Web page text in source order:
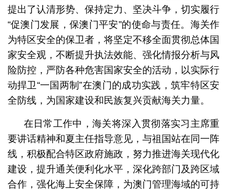
提出了认清形势、保持定力、坚决斗争，切实履行
“促澳门发展，保澳门平安”的使命与责任。海关作
为特区安全的保卫者，将坚定不移全面贯彻总体国
家安全观，不断提升执法效能、强化情报分析与风
险防控，严防各种危害国家安全的活动，以实际行
动捍卫“一国两制”在澳门的成功实践，筑牢特区安
全防线，为国家建设和民族复兴贡献海关力量。
在日常工作中，海关将深入贯彻落实习主席重
要讲话精神和夏主任指导意见，与祖国站在同一阵
线，积极配合特区政府施政，努力推进海关现代化
建设，提升通关便利化水平，深化跨部门及跨区域
合作，强化海上安全保障，为澳门管理海域的可持